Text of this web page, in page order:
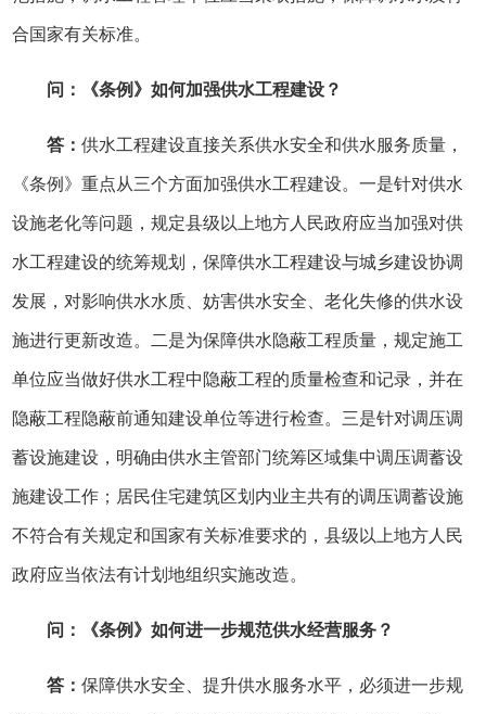
合国家有关标准。
问：《条例》如何加强供水工程建设？
答：供水工程建设直接关系供水安全和供水服务质量，
《条例》重点从三个方面加强供水工程建设。一是针对供水
设施老化等问题，规定县级以上地方人民政府应当加强对供
水工程建设的统筹规划，保障供水工程建设与城乡建设协调
发展，对影响供水水质、妨害供水安全、老化失修的供水设
施进行更新改造。二是为保障供水隐蔽工程质量，规定施工
单位应当做好供水工程中隐蔽工程的质量检查和记录，并在
隐蔽工程隐蔽前通知建设单位等进行检查。三是针对调压调
蓄设施建设，明确由供水主管部门统筹区域集中调压调蓄设
施建设工作；居民住宅建筑区划内业主共有的调压调蓄设施
不符合有关规定和国家有关标准要求的，县级以上地方人民
政府应当依法有计划地组织实施改造。
问：《条例》如何进一步规范供水经营服务？
答：保障供水安全、提升供水服务水平，必须进一步规